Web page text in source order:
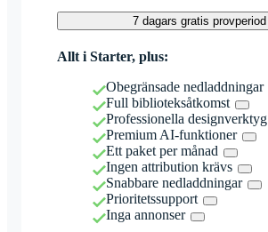
7 dagars gratis provperiod
Allt i Starter, plus:
Obegränsade nedladdningar
Full biblioteksåtkomst
Professionella designverktyg
Premium AI-funktioner
Ett paket per månad
Ingen attribution krävs
Snabbare nedladdningar
Prioritetssupport
Inga annonser